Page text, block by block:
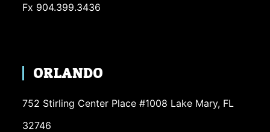
Fx 904.399.3436
ORLANDO
752 Stirling Center Place #1008 Lake Mary, FL
32746